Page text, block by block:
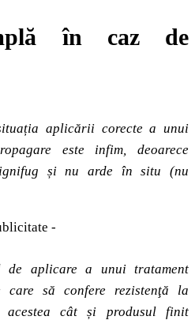
în caz de
aplicării corecte a unui
este infim, deoarece
și nu arde în situ (nu
-
de aplicare a unui tratament
să confere rezistenţă la
cât și produsul finit